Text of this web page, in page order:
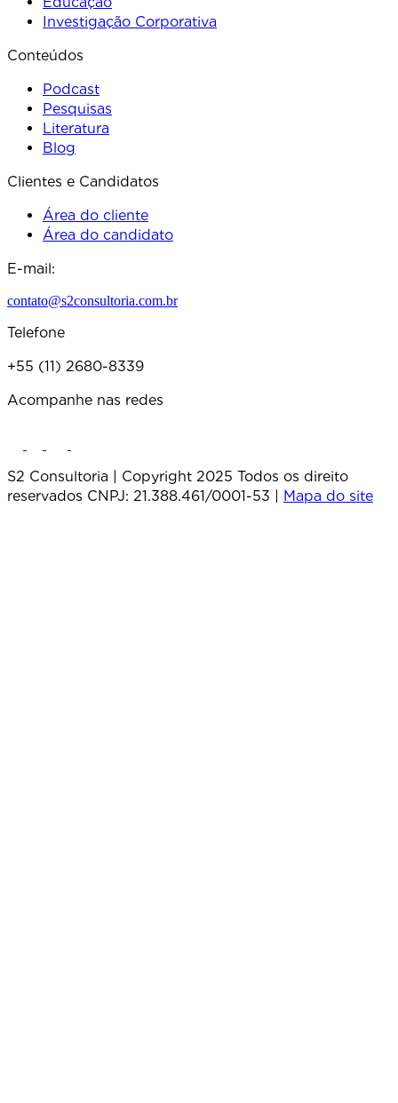
Investigação Corporativa
Conteúdos
Podcast
Pesquisas
Literatura
Blog
Clientes e Candidatos
Área do cliente
Área do candidato
E-mail:
contato@s2consultoria.com.br
Telefone
+55 (11) 2680-8339
Acompanhe nas redes
S2 Consultoria | Copyright 2025 Todos os direito
reservados CNPJ: 21.388.461/0001-53 |
Mapa do site